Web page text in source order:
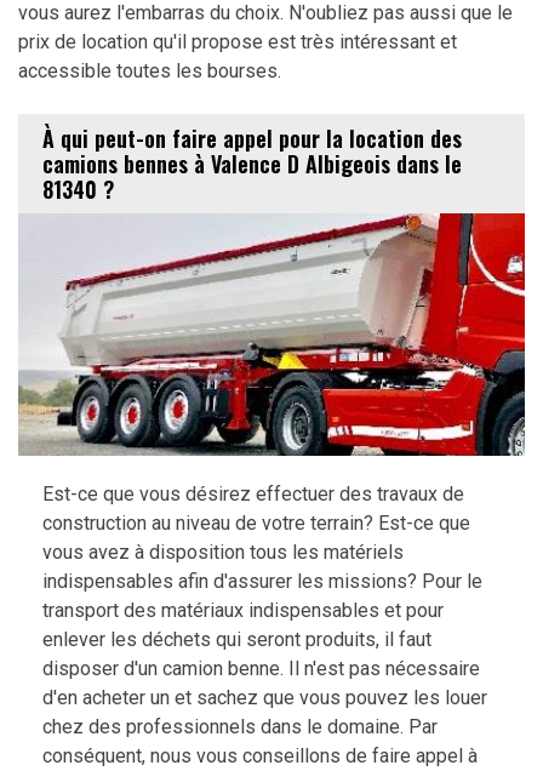
vous aurez l'embarras du choix. N'oubliez pas aussi que le
prix de location qu'il propose est très intéressant et
accessible toutes les bourses.
À qui peut-on faire appel pour la location des
camions bennes à Valence D Albigeois dans le
81340 ?
Est-ce que vous désirez effectuer des travaux de
construction au niveau de votre terrain? Est-ce que
vous avez à disposition tous les matériels
indispensables afin d'assurer les missions? Pour le
transport des matériaux indispensables et pour
enlever les déchets qui seront produits, il faut
disposer d'un camion benne. Il n'est pas nécessaire
d'en acheter un et sachez que vous pouvez les louer
chez des professionnels dans le domaine. Par
conséquent, nous vous conseillons de faire appel à